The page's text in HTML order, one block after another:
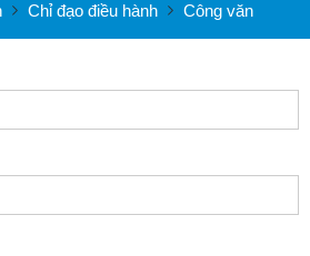
Chỉ đạo điều hành Công văn